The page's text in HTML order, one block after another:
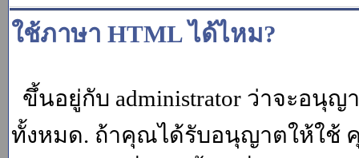
ใช้ภาษา HTML ได้ไหม?
ขึ้นอยู่กับ administrator ว่าจะอนุ
ทั้งหมด. ถ้าคุณได้รับอนุญาตให้ใช้